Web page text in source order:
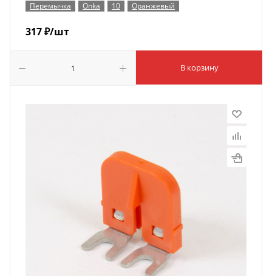
Перемычка Onka 10 Оранжевый
317₽/шт
В корзину